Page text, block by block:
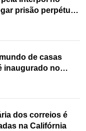
prisão perpétua
de casas
inaugurado no
dos correios é
na Califórnia